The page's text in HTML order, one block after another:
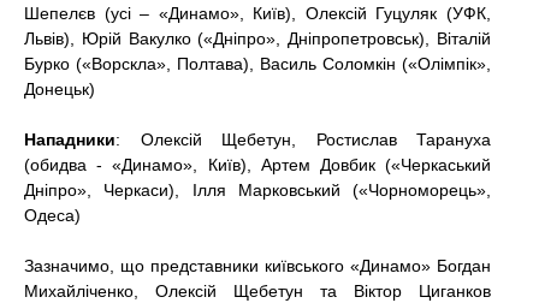
Шепелєв (усі – «Динамо», Київ), Олексій Гуцуляк (УФК,
Львів), Юрій Вакулко («Дніпро», Дніпропетровськ), Віталій
Бурко («Ворскла», Полтава), Василь Соломкін («Олімпік»,
Донецьк)
Нападники: Олексій Щебетун, Ростислав Тарануха
(обидва - «Динамо», Київ), Артем Довбик («Черкаський
Дніпро», Черкаси), Ілля Марковський («Чорноморець»,
Одеса)
Зазначимо, що представники київського «Динамо» Богдан
Михайліченко, Олексій Щебетун та Віктор Циганков